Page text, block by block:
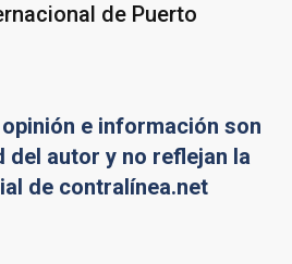
de Puerto
e información son
del autor y no reflejan la
de contralínea.net